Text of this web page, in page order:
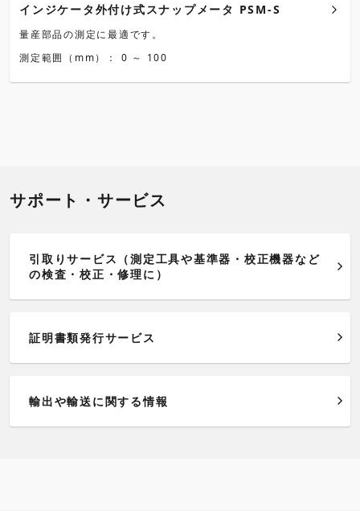
インジケータ外付け式スナップメータ PSM-S
量産部品の測定に最適です。
測定範囲（mm）： 0 ～ 100
サポート・サービス
引取りサービス（測定工具や基準器・校正機器など
の検査・校正・修理に）
証明書類発行サービス
輸出や輸送に関する情報